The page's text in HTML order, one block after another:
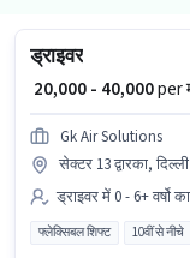
ड्राइवर
₹ 20,000 - 40,000per
Gk Air Solutions
सेक्टर 13 द्वारका,
ड्राइवर में 0 - 6+ वर्षो
फ्लेक्सिबल शिफ्ट 10वीं से नीचे